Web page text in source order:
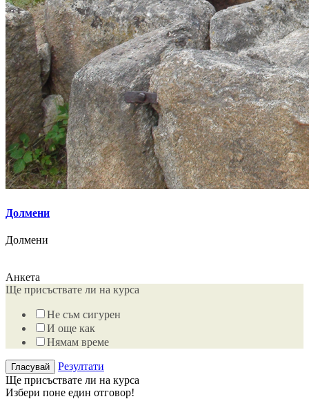
Долмени
Долмени
Анкета
Ще присъствате ли на курса
Не съм сигурен
И още как
Нямам време
Резултати
Ще присъствате ли на курса
Избери поне един отговор!